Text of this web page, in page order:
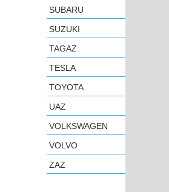
SUBARU
SUZUKI
TAGAZ
TESLA
TOYOTA
UAZ
VOLKSWAGEN
VOLVO
ZAZ